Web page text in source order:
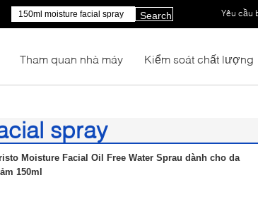
Yêu cầu
Search
Tham quan nhà máy Kiểm soát chất lượng
spray
Moisture Facial Oil Free Water Sprau dành cho da
150ml